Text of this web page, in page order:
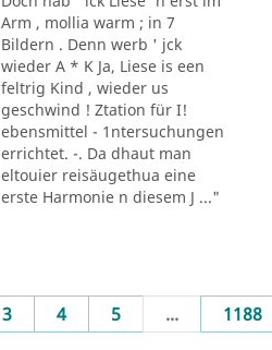
Arm , mollia warm ; in 7
Bildern . Denn werb ' jck
wieder A * K Ja, Liese is een
feltrig Kind , wieder us
geschwind ! Ztation für I!
ebensmittel - 1ntersuchungen
errichtet. -. Da dhaut man
eltouier reisäugethua eine
erste Harmonie n diesem J ..."
3 4 5 ... 1188